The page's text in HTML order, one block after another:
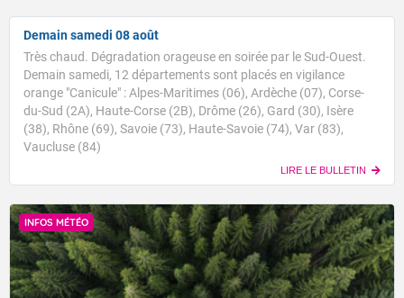
Demain samedi 08 août
Très chaud. Dégradation orageuse en soirée par le Sud-Ouest.
Demain samedi, 12 départements sont placés en vigilance
orange "Canicule" : Alpes-Maritimes (06), Ardèche (07), Corse-
du-Sud (2A), Haute-Corse (2B), Drôme (26), Gard (30), Isère
(38), Rhône (69), Savoie (73), Haute-Savoie (74), Var (83),
Vaucluse (84)
LIRE LE BULLETIN
INFOS MÉTÉO